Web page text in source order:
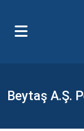
Beytaş A.Ş.